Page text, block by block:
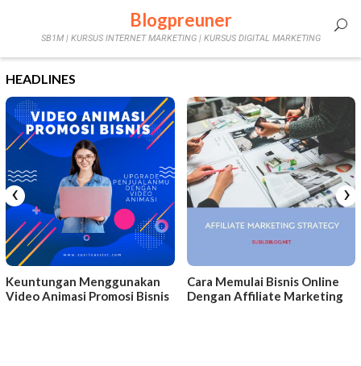
Menu
Blogpreuner
SB1M | KURSUS INTERNET MARKETING | KURSUS DIGITAL MARKETING
HEADLINES
Keuntungan Menggunakan
Video Animasi Promosi Bisnis
Cara Memulai Bisnis Online
Dengan Affiliate Marketing
‹ ›